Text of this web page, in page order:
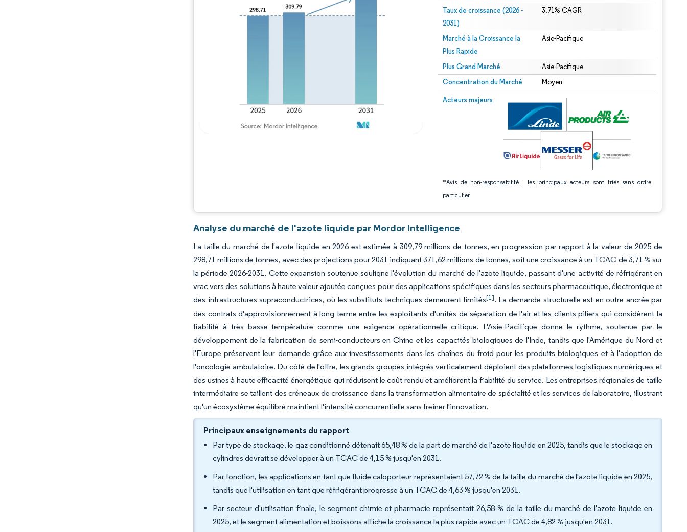
Taux de croissance (2026 -
2031)
3.71% CAGR
Marché à la Croissance la
Plus Rapide
Asie-Pacifique
Plus Grand Marché Asie-Pacifique
Concentration du Marché Moyen
Acteurs majeurs
*Avis de non-responsabilité : les principaux acteurs sont triés sans ordre
particulier
Image © Mordor Intelligence. La réutilisation nécessite une attribution sous CC BY 4.0.
Image © Mordor Intelligence. La réutilisation nécessite une attribution sous CC BY 4.0.
Analyse du marché de l'azote liquide par Mordor Intelligence
La taille du marché de l'azote liquide en 2026 est estimée à 309,79 millions de tonnes, en progression par rapport à la valeur de 2025 de
298,71 millions de tonnes, avec des projections pour 2031 indiquant 371,62 millions de tonnes, soit une croissance à un TCAC de 3,71 % sur
la période 2026-2031. Cette expansion soutenue souligne l'évolution du marché de l'azote liquide, passant d'une activité de réfrigérant en
vrac vers des solutions à haute valeur ajoutée conçues pour des applications spécifiques dans les secteurs pharmaceutique, électronique et
des infrastructures supraconductrices, où les substituts techniques demeurent limités[1]. La demande structurelle est en outre ancrée par
des contrats d'approvisionnement à long terme entre les exploitants d'unités de séparation de l'air et les clients piliers qui considèrent la
fiabilité à très basse température comme une exigence opérationnelle critique. L'Asie-Pacifique donne le rythme, soutenue par le
développement de la fabrication de semi-conducteurs en Chine et les capacités biologiques de l'Inde, tandis que l'Amérique du Nord et
l'Europe préservent leur demande grâce aux investissements dans les chaînes du froid pour les produits biologiques et à l'adoption de
l'oncologie ambulatoire. Du côté de l'offre, les grands groupes intégrés verticalement déploient des plateformes logistiques numériques et
des usines à haute efficacité énergétique qui réduisent le coût rendu et améliorent la fiabilité du service. Les entreprises régionales de taille
intermédiaire se taillent des créneaux de croissance dans la transformation alimentaire de spécialité et les services de laboratoire, illustrant
qu'un écosystème équilibré maintient l'intensité concurrentielle sans freiner l'innovation.
Principaux enseignements du rapport
Par type de stockage, le gaz conditionné détenait 65,48 % de la part de marché de l'azote liquide en 2025, tandis que le stockage en
cylindres devrait se développer à un TCAC de 4,15 % jusqu'en 2031.
Par fonction, les applications en tant que fluide caloporteur représentaient 57,72 % de la taille du marché de l'azote liquide en 2025,
tandis que l'utilisation en tant que réfrigérant progresse à un TCAC de 4,63 % jusqu'en 2031.
Par secteur d'utilisation finale, le segment chimie et pharmacie représentait 26,58 % de la taille du marché de l'azote liquide en
2025, et le segment alimentation et boissons affiche la croissance la plus rapide avec un TCAC de 4,82 % jusqu'en 2031.